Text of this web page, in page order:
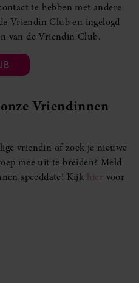
te hebben met andere
Vriendin Club en ingelogd
van de Vriendin Club.
Vriendinnen
vriendin of zoek je nieuwe
mee uit te breiden? Meld
speeddate! Kijk hier voor